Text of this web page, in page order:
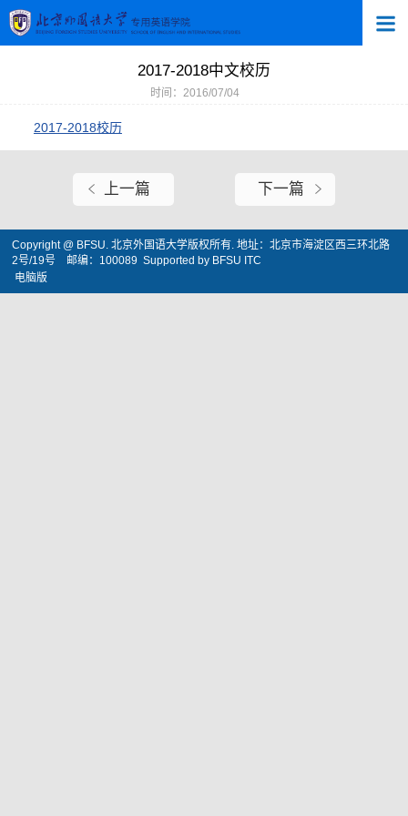
2017-2018中文校历
时间：2016/07/04
2017-2018校历
上一篇 下一篇
Copyright @ BFSU. 北京外国语大学版权所有. 地址：北京市海淀区西三环北路
2号/19号 邮编：100089 Supported by BFSU ITC
电脑版